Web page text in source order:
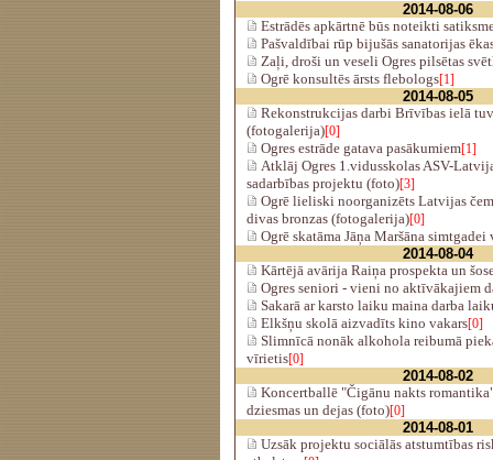
2014-08-06
Estrādēs apkārtnē būs noteikti
Pašvaldībai rūp bijušās sanatorijas
Zaļi, droši un veseli Ogres pilsētas
Ogrē konsultēs ārsts flebologs[1]
2014-08-05
Rekonstrukcijas darbi Brīvības ielā
(fotogalerija)[0]
Ogres estrāde gatava pasākumiem[1]
Atklāj Ogres 1.vidusskolas ASV-
sadarbības projektu (foto)[3]
Ogrē lieliski noorganizēts Latvijas
divas bronzas (fotogalerija)[0]
Ogrē skatāma Jāņa Maršāna
2014-08-04
Kārtējā avārija Raiņa prospekta un
Ogres seniori - vieni no aktīvākajiem
Sakarā ar karsto laiku maina darba
Elkšņu skolā aizvadīts kino vakars[0]
Slimnīcā nonāk alkohola reibumā
vīrietis[0]
2014-08-02
Koncertballē "Čigānu nakts
dziesmas un dejas (foto)[0]
2014-08-01
Uzsāk projektu sociālās atstumtības